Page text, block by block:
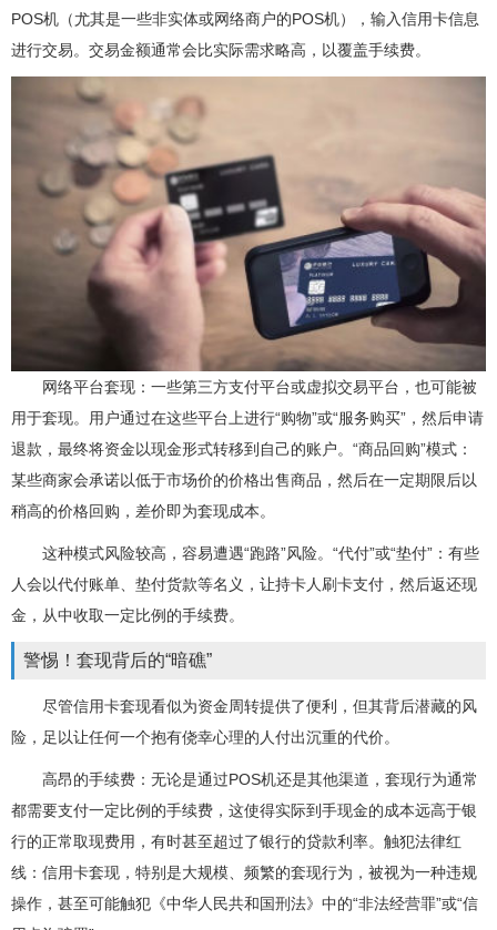
POS机（尤其是一些非实体或网络商户的POS机），输入信用卡信息
进行交易。交易金额通常会比实际需求略高，以覆盖手续费。
网络平台套现：一些第三方支付平台或虚拟交易平台，也可能被
用于套现。用户通过在这些平台上进行“购物”或“服务购买”，然后申请
退款，最终将资金以现金形式转移到自己的账户。“商品回购”模式：
某些商家会承诺以低于市场价的价格出售商品，然后在一定期限后以
稍高的价格回购，差价即为套现成本。
这种模式风险较高，容易遭遇“跑路”风险。“代付”或“垫付”：有些
人会以代付账单、垫付货款等名义，让持卡人刷卡支付，然后返还现
金，从中收取一定比例的手续费。
警惕！套现背后的“暗礁”
尽管信用卡套现看似为资金周转提供了便利，但其背后潜藏的风
险，足以让任何一个抱有侥幸心理的人付出沉重的代价。
高昂的手续费：无论是通过POS机还是其他渠道，套现行为通常
都需要支付一定比例的手续费，这使得实际到手现金的成本远高于银
行的正常取现费用，有时甚至超过了银行的贷款利率。触犯法律红
线：信用卡套现，特别是大规模、频繁的套现行为，被视为一种违规
操作，甚至可能触犯《中华人民共和国刑法》中的“非法经营罪”或“信